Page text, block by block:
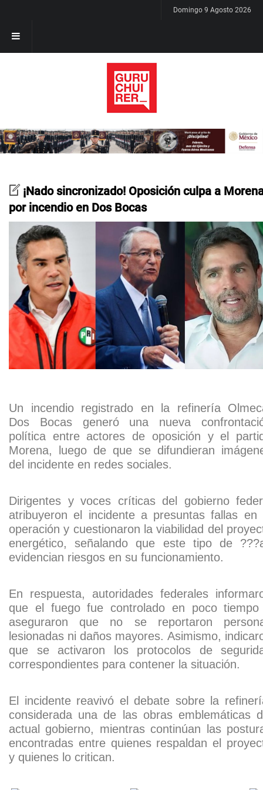
Domingo 9 Agosto 2026
¡Nado sincronizado! Oposición culpa a
por incendio en Dos Bocas
Un incendio registrado en la refinería
Dos Bocas generó una nueva
política entre actores de oposición y el
Morena, luego de que se difundieran
del incidente en redes sociales.
Dirigentes y voces críticas del gobierno
atribuyeron el incidente a presuntas fallas en
operación y cuestionaron la viabilidad del
energético, señalando que este tipo de
evidencian riesgos en su funcionamiento.
En respuesta, autoridades federales
que el fuego fue controlado en poco
aseguraron que no se reportaron
lesionadas ni daños mayores. Asimismo,
que se activaron los protocolos de
correspondientes para contener la situación.
El incidente reavivó el debate sobre la
considerada una de las obras emblemáticas
actual gobierno, mientras continúan las
encontradas entre quienes respaldan el
y quienes lo critican.